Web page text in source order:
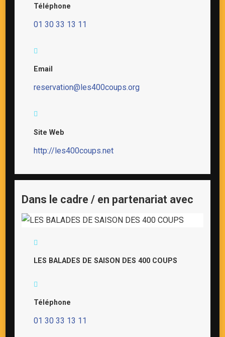
Téléphone
01 30 33 13 11
Email
reservation@les400coups.org
Site Web
http://les400coups.net
Dans le cadre / en partenariat avec
LES BALADES DE SAISON DES 400 COUPS
Téléphone
01 30 33 13 11